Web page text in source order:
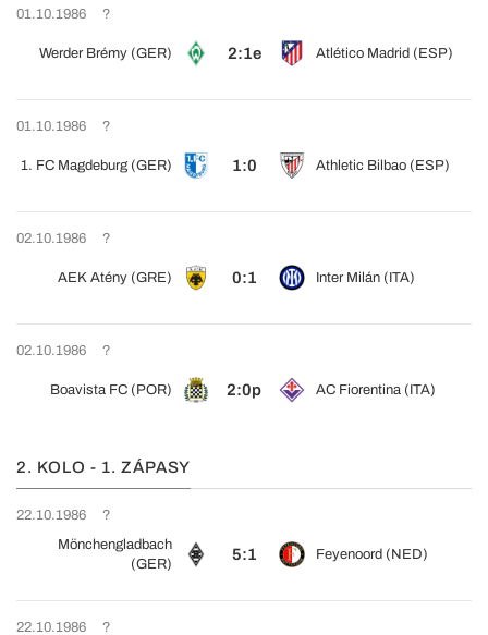
01.10.1986 ?
Werder Brémy (GER) 2:1e Atlético Madrid (ESP)
01.10.1986 ?
1. FC Magdeburg (GER) 1:0 Athletic Bilbao (ESP)
02.10.1986 ?
AEK Atény (GRE) 0:1 Inter Milán (ITA)
02.10.1986 ?
Boavista FC (POR) 2:0p AC Fiorentina (ITA)
2. KOLO - 1. ZÁPASY
22.10.1986
?
Mönchengladbach
(GER)
5:1 Feyenoord (NED)
22.10.1986 ?